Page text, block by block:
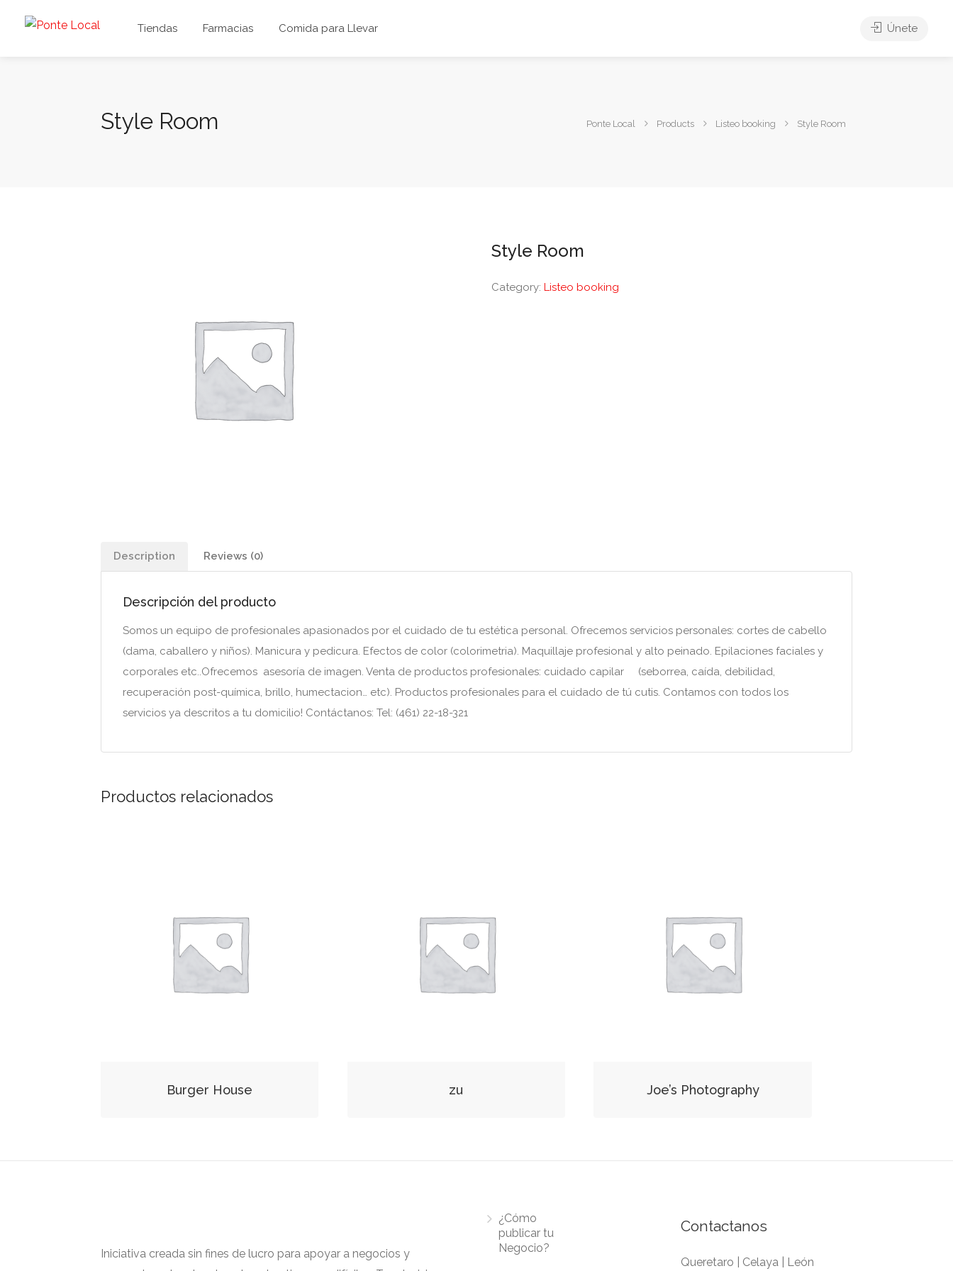
Tiendas Farmacias Comida para Llevar Únete
Style Room Ponte Local Products Listeo booking Style Room
Style Room
Category:Listeo booking
Description Reviews (0)
Descripción del producto
Somos un equipo de profesionales apasionados por el cuidado de tu estética personal. Ofrecemos servicios personales: cortes de cabello
(dama, caballero y niños). Manicura y pedicura. Efectos de color (colorimetria). Maquillaje profesional y alto peinado. Epilaciones faciales y
corporales etc..Ofrecemos asesoría de imagen. Venta de productos profesionales: cuidado capilar (seborrea, caída, debilidad,
recuperación post-química, brillo, humectacion… etc). Productos profesionales para el cuidado de tú cutis. Contamos con todos los
servicios ya descritos a tu domicilio! Contáctanos: Tel: (461) 22-18-321
Productos relacionados
Burger House zu Joe’s Photography
Iniciativa creada sin fines de lucro para apoyar a negocios y
¿Cómo
publicar tu
Negocio?
Contactanos
Queretaro | Celaya | León